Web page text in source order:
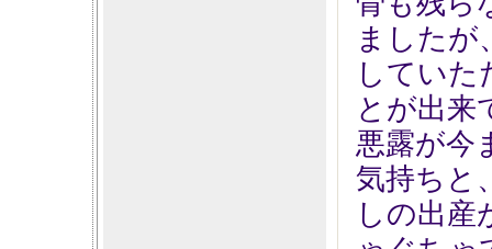
ましたが
していた
とが出来
悪露が今
気持ちと
しの出産